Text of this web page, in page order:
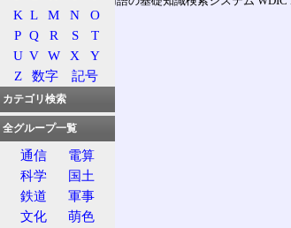
K L M N
O
P Q R S
T
U V W X
Y
Z
数字 記号
カテゴリ検索
全グループ一覧
通信
電算
科学
国土
鉄道
軍事
文化
萌色